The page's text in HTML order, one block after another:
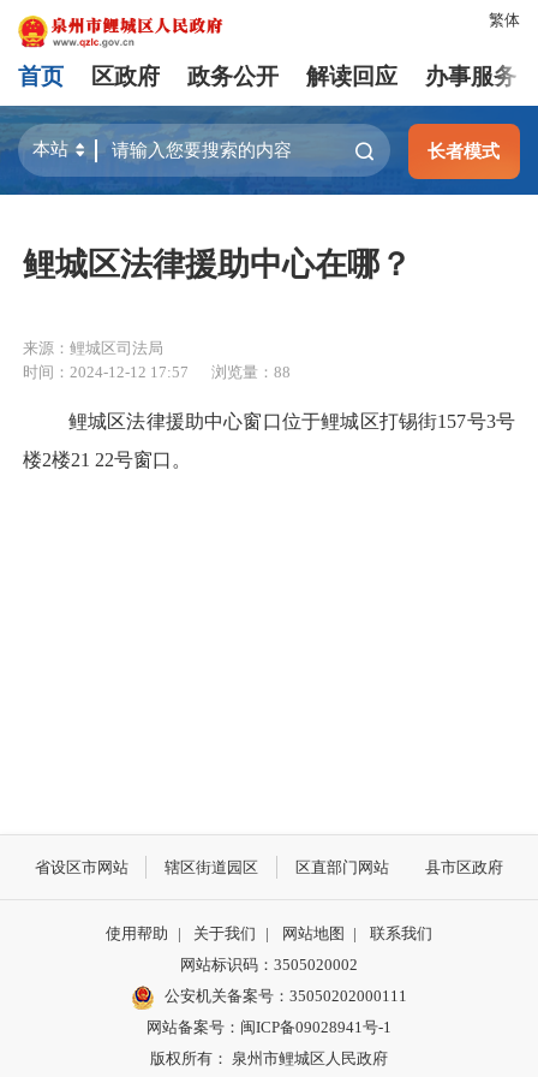
繁体
首页 区政府 政务公开 解读回应 办事服务
长者模式
鲤城区法律援助中心在哪？
来源：鲤城区司法局
时间：2024-12-12 17:57
浏览量： 88
鲤城区法律援助中心窗口位于鲤城区打锡街157号3号
楼2楼21 22号窗口。
省设区市网站 辖区街道园区 区直部门网站 县市区政府
使用帮助 | 关于我们 | 网站地图 |
联系我们
网站标识码：3505020002
公安机关备案号：35050202000111
网站备案号：闽ICP备09028941号-1
版权所有： 泉州市鲤城区人民政府